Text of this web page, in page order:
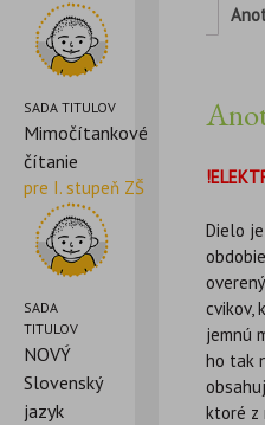
SADA TITULOV
Mimočítankové
čítanie
pre I. stupeň ZŠ
SADA
TITULOV
NOVÝ
Slovenský
jazyk
Dielo
cvikov,
jemnú
ho tak
ktoré z